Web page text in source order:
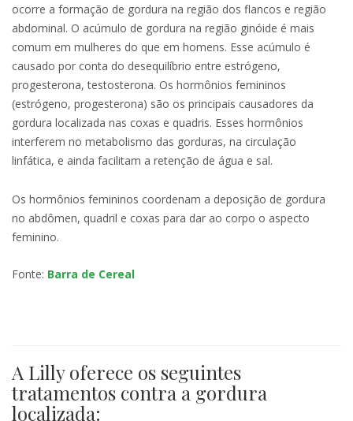
ocorre a formação de gordura na região dos flancos e região
abdominal. O acúmulo de gordura na região ginóide é mais
comum em mulheres do que em homens. Esse acúmulo é
causado por conta do desequilíbrio entre estrógeno,
progesterona, testosterona. Os hormônios femininos
(estrógeno, progesterona) são os principais causadores da
gordura localizada nas coxas e quadris. Esses hormônios
interferem no metabolismo das gorduras, na circulação
linfática, e ainda facilitam a retenção de água e sal.
Os hormônios femininos coordenam a deposição de gordura
no abdômen, quadril e coxas para dar ao corpo o aspecto
feminino.
Fonte: Barra de Cereal
A Lilly oferece os seguintes
tratamentos contra a gordura
localizada: